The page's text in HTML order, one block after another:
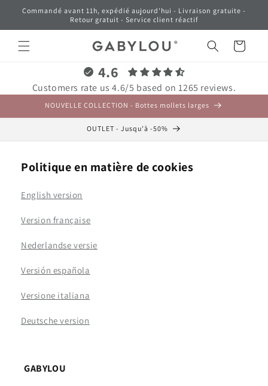
passer
Commandé avant 11h, expédié aujourd'hui - Livraison gratuite -
Retour gratuit - Service client réactif
Panier
4.6
Customers rate us 4.6/5 based on 1265 reviews.
NOUVELLE COLLECTION - Bottes mollets larges
OUTLET - Jusqu'à -50%
Politique en matière de cookies
English version
Version française
Nederlandse versie
Versión española
Versione italiana
Deutsche version
GABYLOU